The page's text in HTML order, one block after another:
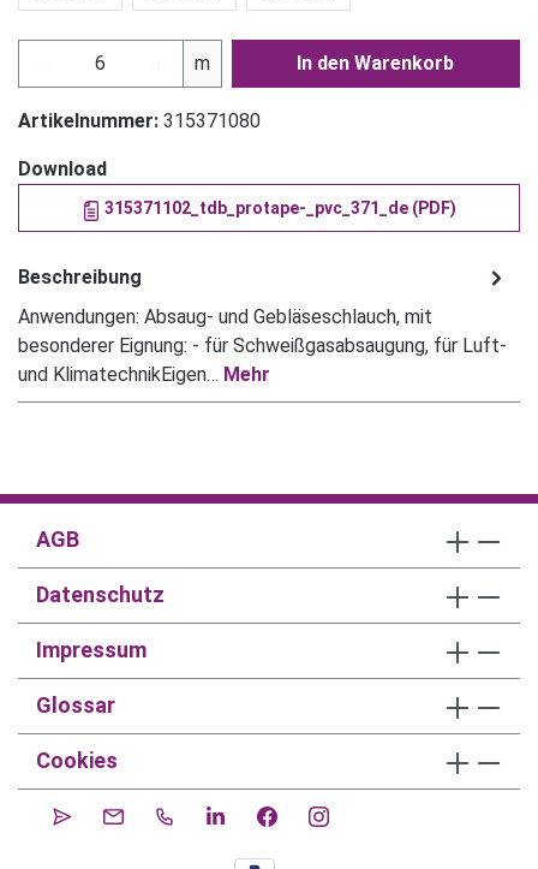
Produkt Anzahl: Gib den gewünschten Wert
m In den Warenkorb
Artikelnummer: 315371080
Download
315371102_tdb_protape-_pvc_371_de (PDF)
Beschreibung
Anwendungen: Absaug- und Gebläseschlauch, mit
besonderer Eignung: - für Schweißgasabsaugung, für Luft-
und KlimatechnikEigen… Mehr
AGB
Datenschutz
Impressum
Glossar
Cookies